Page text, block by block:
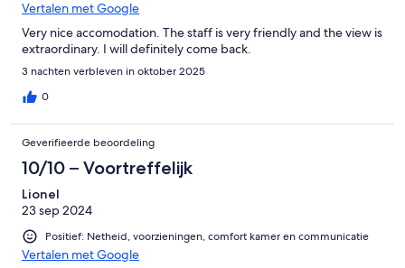
Vertalen met Google
Very nice accomodation. The staff is very friendly and the view is
extraordinary. I will definitely come back.
3 nachten verbleven in oktober 2025
0
Geverifieerde beoordeling
10/10 – Voortreffelijk
Lionel
23 sep 2024
Positief: Netheid, voorzieningen, comfort kamer en communicatie
Vertalen met Google